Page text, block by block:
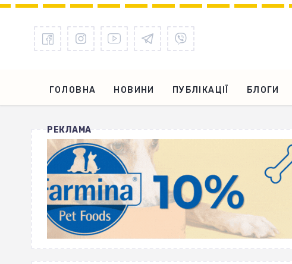
ГОЛОВНА НОВИНИ ПУБЛІКАЦІЇ БЛОГИ
РЕКЛАМА